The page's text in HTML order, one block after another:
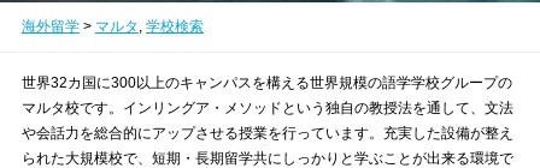
海外留学> マルタ 学校検索
世界32カ国に300以上のキャンパスを構える世界規模の語学学校グループの
マルタ校です。インリングア・メソッドという独自の教授法を通して、文法
や会話力を総合的にアップさせる授業を行っています。充実した設備が整え
られた大規模校で、短期・長期留学共にしっかりと学ぶことが出来る環境で